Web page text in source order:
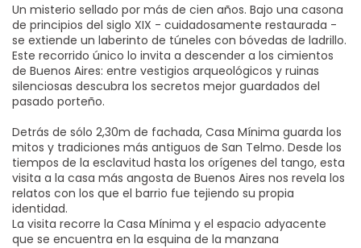
Un misterio sellado por más de cien años. Bajo una casona
de principios del siglo XIX - cuidadosamente restaurada -
se extiende un laberinto de túneles con bóvedas de ladrillo.
Este recorrido único lo invita a descender a los cimientos
de Buenos Aires: entre vestigios arqueológicos y ruinas
silenciosas descubra los secretos mejor guardados del
pasado porteño.
Detrás de sólo 2,30m de fachada, Casa Mínima guarda los
mitos y tradiciones más antiguos de San Telmo. Desde los
tiempos de la esclavitud hasta los orígenes del tango, esta
visita a la casa más angosta de Buenos Aires nos revela los
relatos con los que el barrio fue tejiendo su propia
identidad.
La visita recorre la Casa Mínima y el espacio adyacente
que se encuentra en la esquina de la manzana